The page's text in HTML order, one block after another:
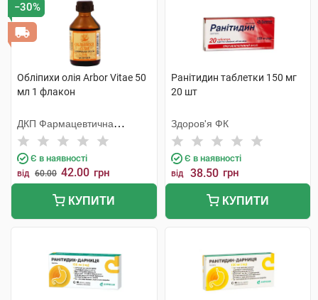
−30%
Обліпихи олія Arbor Vitae 50
мл 1 флакон
ДКП Фармацевтична
фабрика
Є в наявності
від 60.00 42.00 грн
КУПИТИ
Ранітидин таблетки 150 мг
20 шт
Здоров'я ФК
Є в наявності
від 38.50 грн
КУПИТИ